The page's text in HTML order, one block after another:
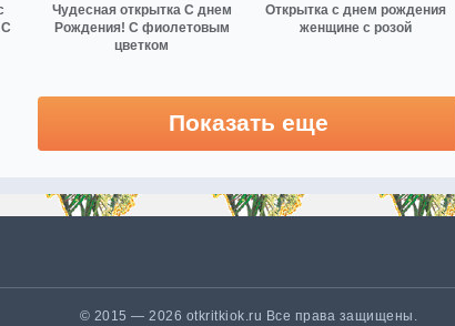
Чудесная открытка С днем
Рождения! С фиолетовым
цветком
Открытка с днем рождения
женщине с розой
Показать еще
© 2015 — 2026 otkritkiok.ru Все права защищены.